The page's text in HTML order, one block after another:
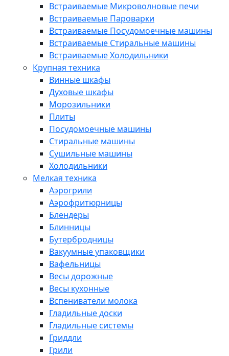
Встраиваемые Микроволновые печи
Встраиваемые Пароварки
Встраиваемые Посудомоечные машины
Встраиваемые Стиральные машины
Встраиваемые Холодильники
Крупная техника
Винные шкафы
Духовые шкафы
Морозильники
Плиты
Посудомоечные машины
Стиральные машины
Сушильные машины
Холодильники
Мелкая техника
Аэрогрили
Аэрофритюрницы
Блендеры
Блинницы
Бутербродницы
Вакуумные упаковщики
Вафельницы
Весы дорожные
Весы кухонные
Вспениватели молока
Гладильные доски
Гладильные системы
Гриддли
Грили